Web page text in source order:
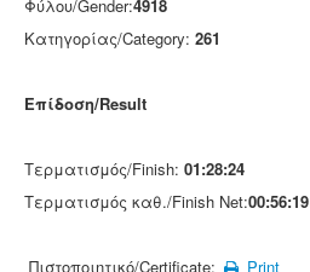
Φύλου/Gender:4918
Κατηγορίας/Category: 261
Επίδοση/Result
Τερματισμός/Finish: 01:28:24
Τερματισμός καθ./Finish Net:00:56:19
Πιστοποιητικό/Certificate: Print